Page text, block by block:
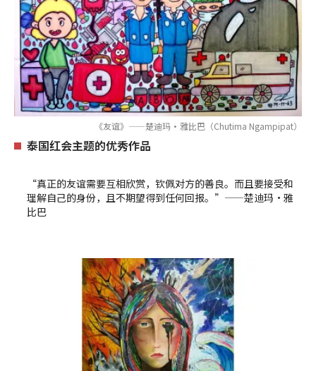
《友谊》——楚迪玛·雅比巴（Chutima Ngampipat）
泰国红会主题的优秀作品
“真正的友谊需要互相欣赏，钦佩对方的善良。而且要接受和
理解自己的身份，且不期望得到任何回报。”——楚迪玛·雅
比巴